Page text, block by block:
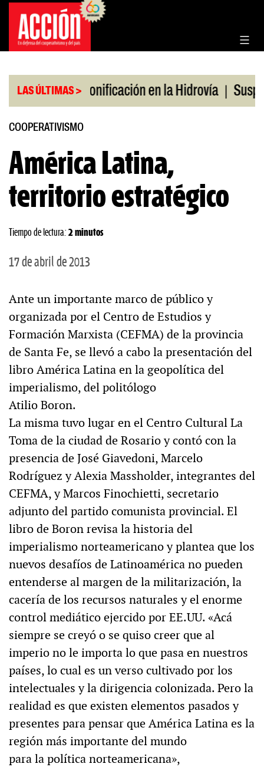
Saltar
contenido
LAS ÚLTIMAS >
julio | Bonificación en la Hidrovía |
COOPERATIVISMO
América Latina,
territorio estratégico
Tiempo de lectura: 2 minutos
17 de abril de 2013
Ante un importante marco de público y
organizada por el Centro de Estudios y
Formación Marxista (CEFMA) de la provincia
de Santa Fe, se llevó a cabo la presentación del
libro América Latina en la geopolítica del
imperialismo, del politólogo
Atilio Boron.
La misma tuvo lugar en el Centro Cultural La
Toma de la ciudad de Rosario y contó con la
presencia de José Giavedoni, Marcelo
Rodríguez y Alexia Massholder, integrantes del
CEFMA, y Marcos Finochietti, secretario
adjunto del partido comunista provincial. El
libro de Boron revisa la historia del
imperialismo norteamericano y plantea que los
nuevos desafíos de Latinoamérica no pueden
entenderse al margen de la militarización, la
cacería de los recursos naturales y el enorme
control mediático ejercido por EE.UU. «Acá
siempre se creyó o se quiso creer que al
imperio no le importa lo que pasa en nuestros
países, lo cual es un verso cultivado por los
intelectuales y la dirigencia colonizada. Pero la
realidad es que existen elementos pasados y
presentes para pensar que América Latina es la
región más importante del mundo
para la política norteamericana»,